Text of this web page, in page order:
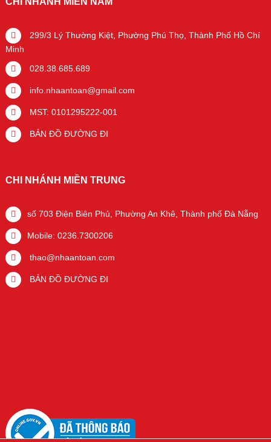
299/3 Lý Thường Kiệt, Phường Phú Thọ, Thành Phố Hồ Chí
Minh
028.38.685.689
info.nhaantoan@gmail.com
MST: 0101295222-001
BẢN ĐỒ ĐƯỜNG ĐI
CHI NHÁNH MIỀN TRUNG
số 703 Điện Biên Phủ, Phường An Khê, Thành phố Đà Nẵng
Mobile: 0236.7300206
thao@nhaantoan.com
BẢN ĐỒ ĐƯỜNG ĐI